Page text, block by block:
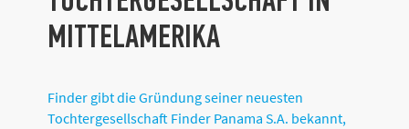
MITTELAMERIKA
Finder gibt die Gründung seiner neuesten
Tochtergesellschaft Finder Panama S.A. bekannt,